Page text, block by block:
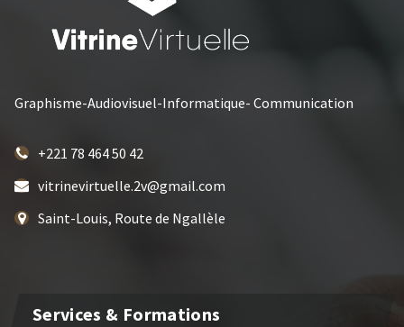
Graphisme-Audiovisuel-Informatique- Communication
+221 78 464 50 42
vitrinevirtuelle.2v@gmail.com
Saint-Louis, Route de Ngallèle
Services & Formations